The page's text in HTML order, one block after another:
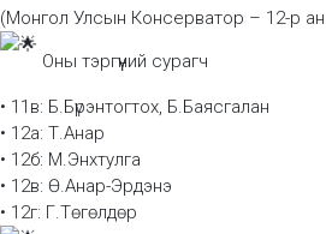
(Монгол Улсын Консерватор – 12-р
Оны тэргүүний сурагч
• 11в: Б.Бүрэнтогтох, Б.Баясгалан
• 12а: Т.Анар
• 12б: М.Энхтулга
• 12в: Ө.Анар-Эрдэнэ
• 12г: Г.Төгөлдөр